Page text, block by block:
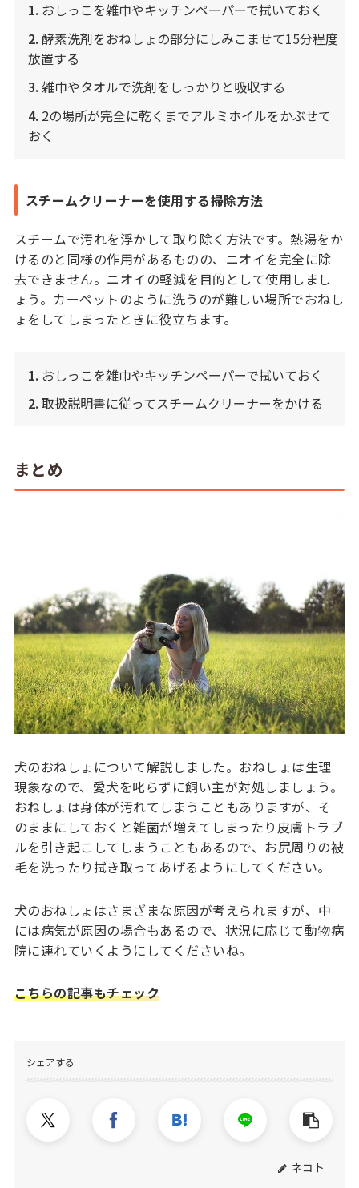
1. おしっこを雑巾やキッチンペーパーで拭いておく
2. 酵素洗剤をおねしょの部分にしみこませて15分程度
放置する
3. 雑巾やタオルで洗剤をしっかりと吸収する
4. 2の場所が完全に乾くまでアルミホイルをかぶせて
おく
スチームクリーナーを使用する掃除方法
スチームで汚れを浮かして取り除く方法です。熱湯をか
けるのと同様の作用があるものの、ニオイを完全に除
去できません。ニオイの軽減を目的として使用しまし
ょう。カーペットのように洗うのが難しい場所でおねし
ょをしてしまったときに役立ちます。
1. おしっこを雑巾やキッチンペーパーで拭いておく
2. 取扱説明書に従ってスチームクリーナーをかける
まとめ
犬のおねしょについて解説しました。おねしょは生理
現象なので、愛犬を叱らずに飼い主が対処しましょう。
おねしょは身体が汚れてしまうこともありますが、そ
のままにしておくと雑菌が増えてしまったり皮膚トラブ
ルを引き起こしてしまうこともあるので、お尻周りの被
毛を洗ったり拭き取ってあげるようにしてください。
犬のおねしょはさまざまな原因が考えられますが、中
には病気が原因の場合もあるので、状況に応じて動物病
院に連れていくようにしてくださいね。
こちらの記事もチェック
シェアする
ネコト